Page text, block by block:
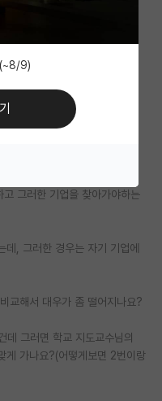
는 걸까요?
그러한 기업을 찾아가야하는
, 그러한 경우는 자기 기업에
교해서 대우가 좀 떨어지나요?
그러면 학교 지도교수님의
게 가나요?(어떻게보면 2번이랑
9)